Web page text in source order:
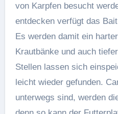
von Karpfen besucht
entdecken verfügt das
Es werden damit ein
Krautbänke und auch
Stellen lassen sich
leicht wieder gefunden.
unterwegs sind, werden